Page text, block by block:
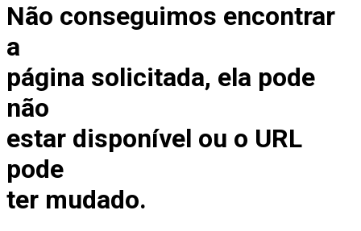
Não conseguimos encontrar
a
página solicitada, ela pode
não
estar disponível ou o URL
pode
ter mudado.